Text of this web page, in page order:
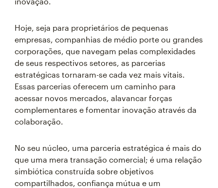
Hoje, seja para proprietários de pequenas
empresas, companhias de médio porte ou grandes
corporações, que navegam pelas complexidades
de seus respectivos setores, as parcerias
estratégicas tornaram-se cada vez mais vitais.
Essas parcerias oferecem um caminho para
acessar novos mercados, alavancar forças
complementares e fomentar inovação através da
colaboração.
No seu núcleo, uma parceria estratégica é mais do
que uma mera transação comercial; é uma relação
simbiótica construída sobre objetivos
compartilhados, confiança mútua e um